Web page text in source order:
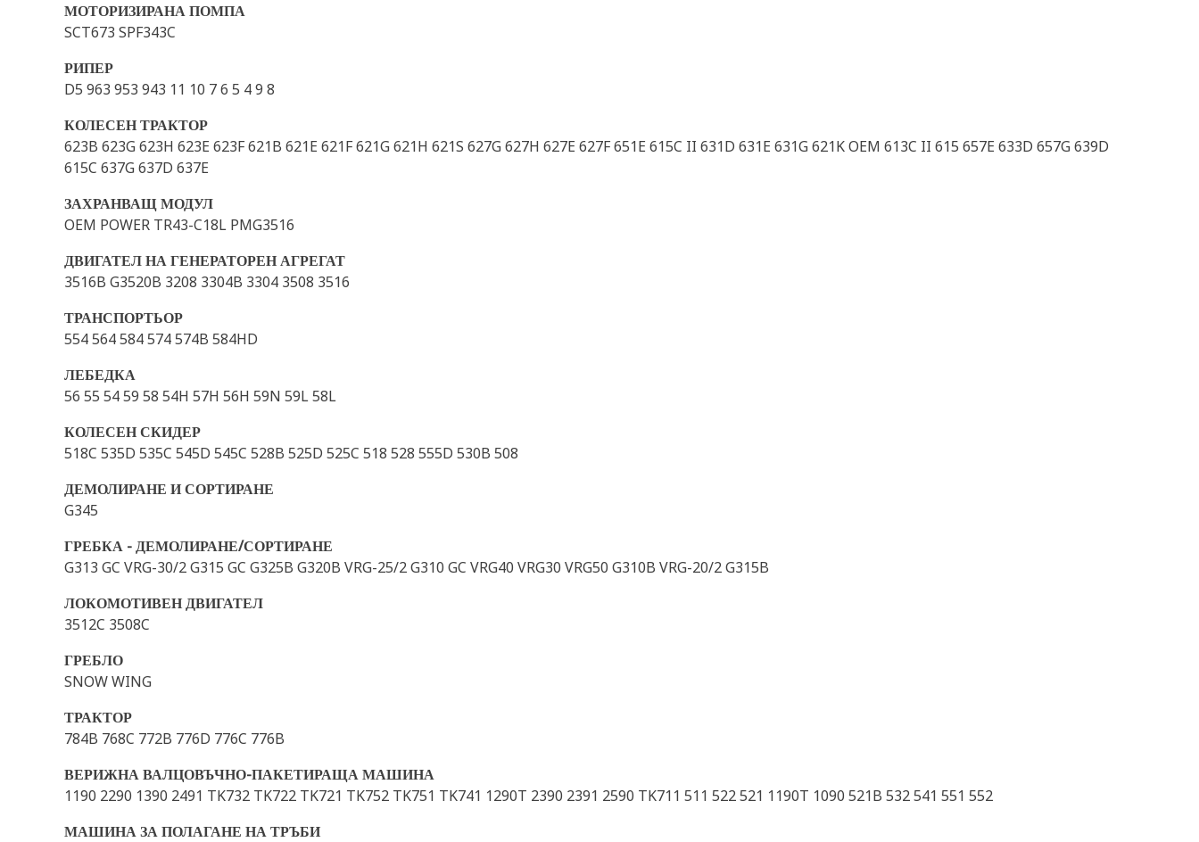
МОТОРИЗИРАНА ПОМПА
SCT673 SPF343C
РИПЕР
D5 963 953 943 11 10 7 6 5 4 9 8
КОЛЕСЕН ТРАКТОР
623B 623G 623H 623E 623F 621B 621E 621F 621G 621H 621S 627G 627H 627E 627F 651E 615C II 631D 631E 631G 621K OEM 613C II 615 657E 633D 657G 639D
615C 637G 637D 637E
ЗАХРАНВАЩ МОДУЛ
OEM POWER TR43-C18L PMG3516
ДВИГАТЕЛ НА ГЕНЕРАТОРЕН АГРЕГАТ
3516B G3520B 3208 3304B 3304 3508 3516
ТРАНСПОРТЬОР
554 564 584 574 574B 584HD
ЛЕБЕДКА
56 55 54 59 58 54H 57H 56H 59N 59L 58L
КОЛЕСЕН СКИДЕР
518C 535D 535C 545D 545C 528B 525D 525C 518 528 555D 530B 508
ДЕМОЛИРАНЕ И СОРТИРАНЕ
G345
ГРЕБКА - ДЕМОЛИРАНЕ/СОРТИРАНЕ
G313 GC VRG-30/2 G315 GC G325B G320B VRG-25/2 G310 GC VRG40 VRG30 VRG50 G310B VRG-20/2 G315B
ЛОКОМОТИВЕН ДВИГАТЕЛ
3512C 3508C
ГРЕБЛО
SNOW WING
ТРАКТОР
784B 768C 772B 776D 776C 776B
ВЕРИЖНА ВАЛЦОВЪЧНО-ПАКЕТИРАЩА МАШИНА
1190 2290 1390 2491 TK732 TK722 TK721 TK752 TK751 TK741 1290T 2390 2391 2590 TK711 511 522 521 1190T 1090 521B 532 541 551 552
МАШИНА ЗА ПОЛАГАНЕ НА ТРЪБИ